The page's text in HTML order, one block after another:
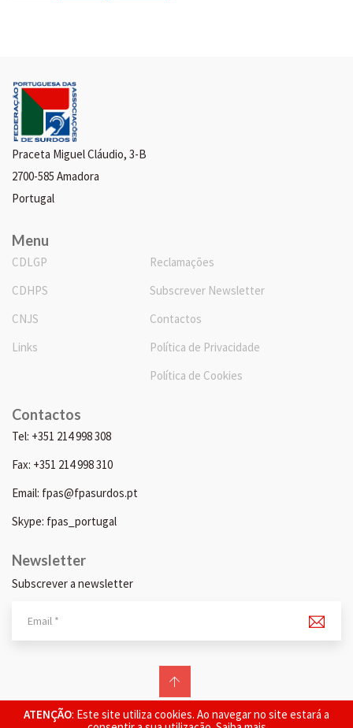
ATENÇÃO: Este site utiliza cookies. Ao navegar no site estará a
Praceta Miguel Cláudio, 3-B
2700-585 Amadora
Portugal
Menu
CDLGP
CDHPS
CNJS
Links
Reclamações
Subscrever Newsletter
Contactos
Política de Privacidade
Política de Cookies
Contactos
Tel: +351 214 998 308
Fax: +351 214 998 310
Email: fpas@fpasurdos.pt
Skype: fpas_portugal
Newsletter
Subscrever a newsletter
© 2026 FPAS. Todos os direitos reservados.